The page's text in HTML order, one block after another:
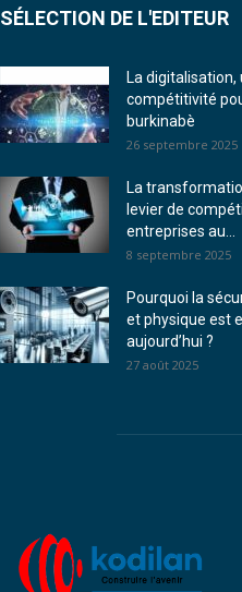
SÉLECTION DE L'EDITEUR
La digitalisation,
compétitivité
burkinabè
26 septembre 2025
La
levier de
entreprises au...
8 septembre 2025
Pourquoi la
et physique est
aujourd’hui ?
27 août 2025